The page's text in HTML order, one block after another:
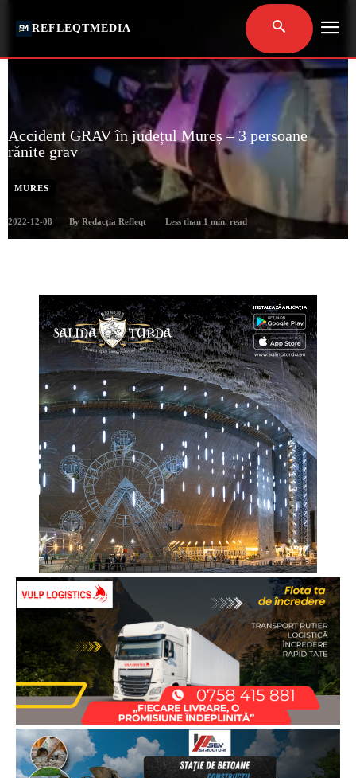
REFLEQTMEDIA
Accident GRAV în județul Mureș – 3 persoane
rănite grav
MURES
2022-12-08 By Redacția Refleqt Less than 1 min. read